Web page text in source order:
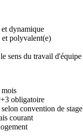
dynamique
polyvalent(e)
sens du travail d'équipe
mois
obligatoire
convention de stage
courant